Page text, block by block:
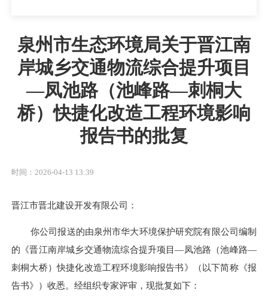
泉州市生态环境局关于晋江南
岸城乡交通物流综合提升项目
—凤池路（池峰路—刺桐大
桥）快捷化改造工程环境影响
报告书的批复
时间：2026-04-13 13:39
晋江市晋北建设开发有限公司：
你公司报送的由泉州市华大环境保护研究院有限公司编制
的《晋江南岸城乡交通物流综合提升项目—凤池路 （池峰路—
刺桐大桥）快捷化改造工程环境影响报告书》（以下简称《报
告书》 ）收悉。经组织专家评审，现批复如下：